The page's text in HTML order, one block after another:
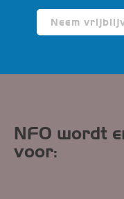
Neem
NFO wordt
voor: